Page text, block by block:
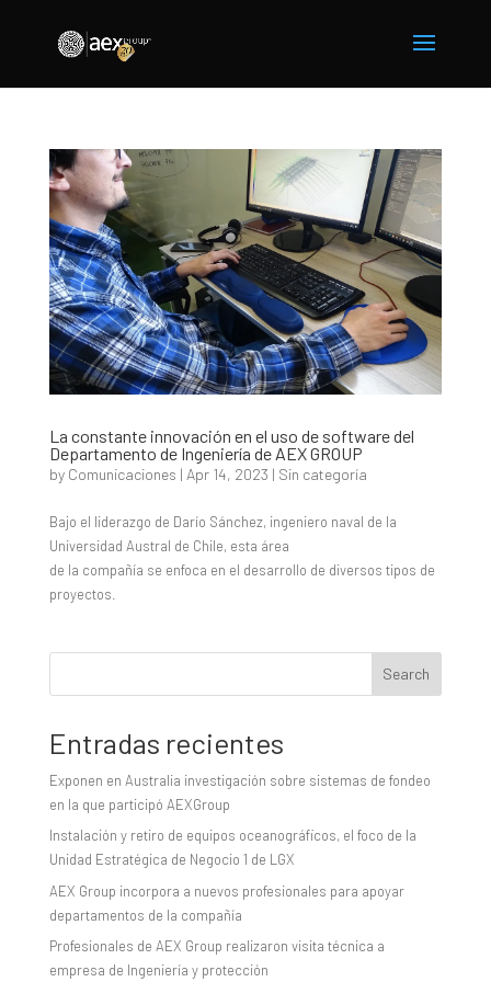
La constante innovación en el uso de software del
Departamento de Ingeniería de AEX GROUP
by Comunicaciones | Apr 14, 2023 | Sin categoría
Bajo el liderazgo de Darío Sánchez, ingeniero naval de la
Universidad Austral de Chile, esta área
de la compañía se enfoca en el desarrollo de diversos tipos de
proyectos.
Search
Entradas recientes
Exponen en Australia investigación sobre sistemas de fondeo
en la que participó AEXGroup
Instalación y retiro de equipos oceanográficos, el foco de la
Unidad Estratégica de Negocio 1 de LGX
AEX Group incorpora a nuevos profesionales para apoyar
departamentos de la compañía
Profesionales de AEX Group realizaron visita técnica a
empresa de Ingeniería y protección